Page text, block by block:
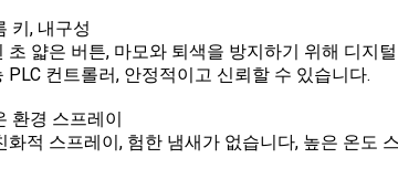
키, 내구성
초 얇은 버튼, 마모와 퇴색을 방지하기 위해 디지
PLC 컨트롤러, 안정적이고 신뢰할 수 있습니다.
환경 스프레이
화적 스프레이, 험한 냄새가 없습니다, 높은 온도